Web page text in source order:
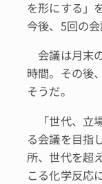
を形にする」
今後、5回の会
会議は月末
時間。その後
そうだ。
「世代、立
る会議を目指
所、世代を超
こる化学反応